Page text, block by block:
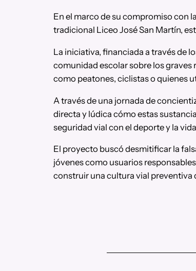
En el marco de su compromiso con
tradicional Liceo José San Martín,
La iniciativa, financiada a través de
comunidad escolar sobre los
como peatones, ciclistas o quienes
A través de una jornada de
directa y lúdica cómo estas
seguridad vial con el deporte y la
El proyecto buscó desmitificar la
jóvenes como usuarios
construir una cultura vial preventiva